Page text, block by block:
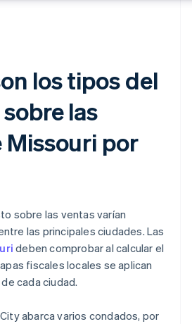
los tipos del
las
Missouri por
sobre las ventas varían
las principales ciudades. Las
deben comprobar al calcular el
fiscales locales se aplican
cada ciudad.
abarca varios condados, por